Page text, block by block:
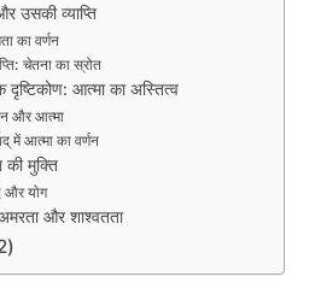
उसकी व्याप्ति
का वर्णन
चेतना का स्रोत
आत्मा का अस्तित्व
और आत्मा
में आत्मा का वर्णन
मुक्ति
और योग
और शाश्वतता